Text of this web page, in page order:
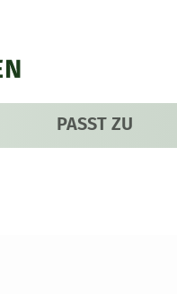
PASST ZU